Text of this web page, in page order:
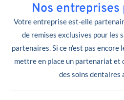
Nos
Votre entreprise est-elle
de remises exclusives pour les
partenaires. Si ce n’est pas
mettre en place un partenariat et
des soins dentaires